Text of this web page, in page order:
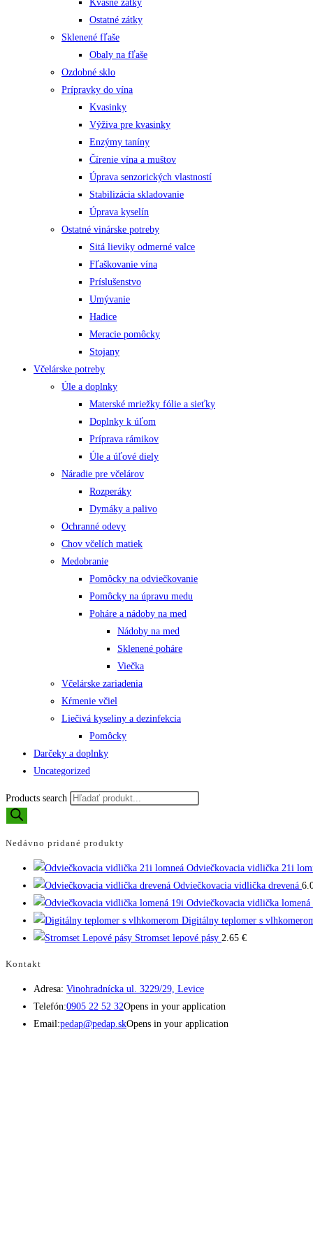
Kvasné zátky
Ostatné zátky
Sklenené fľaše
Obaly na fľaše
Ozdobné sklo
Prípravky do vína
Kvasinky
Výživa pre kvasinky
Enzýmy taníny
Čírenie vína a muštov
Úprava senzorických vlastností
Stabilizácia skladovanie
Úprava kyselín
Ostatné vinárske potreby
Sitá lieviky odmerné valce
Fľaškovanie vína
Príslušenstvo
Umývanie
Hadice
Meracie pomôcky
Stojany
Včelárske potreby
Úle a doplnky
Materské mriežky fólie a sieťky
Doplnky k úľom
Príprava rámikov
Úle a úľové diely
Náradie pre včelárov
Rozperáky
Dymáky a palivo
Ochranné odevy
Chov včelích matiek
Medobranie
Pomôcky na odviečkovanie
Pomôcky na úpravu medu
Poháre a nádoby na med
Nádoby na med
Sklenené poháre
Viečka
Včelárske zariadenia
Kŕmenie včiel
Liečivá kyseliny a dezinfekcia
Pomôcky
Darčeky a doplnky
Uncategorized
Products search
Nedávno pridané produkty
Odviečkovacia vidlička 21i
Odviečkovacia vidlička drevená
Odviečkovacia vidlička lomená
Digitálny teplomer s
Stromset lepové pásy 2.65 €
Kontakt
Adresa: Vinohradnícka ul. 3229/29, Levice
Telefón:0905 22 52 32Opens in your application
Email:pedap@pedap.skOpens in your application